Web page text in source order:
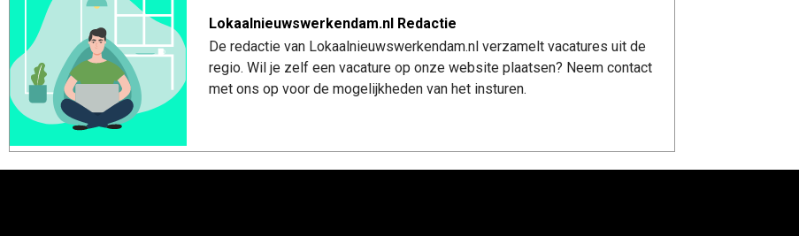
Lokaalnieuwswerkendam.nl Redactie
De redactie van Lokaalnieuwswerkendam.nl verzamelt vacatures uit de
regio. Wil je zelf een vacature op onze website plaatsen? Neem contact
met ons op voor de mogelijkheden van het insturen.